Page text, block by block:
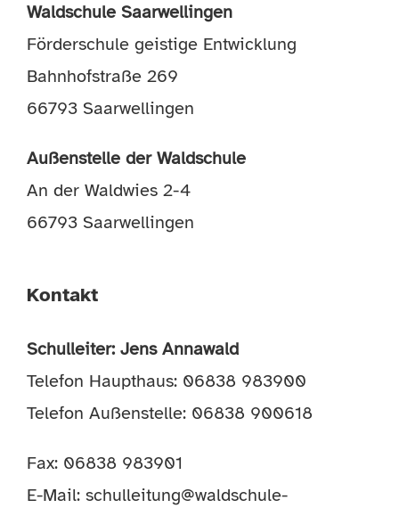
Waldschule Saarwellingen
Förderschule geistige Entwicklung
Bahnhofstraße 269
66793 Saarwellingen
Außenstelle der Waldschule
An der Waldwies 2-4
66793 Saarwellingen
Kontakt
Schulleiter: Jens Annawald
Telefon Haupthaus: 06838 983900
Telefon Außenstelle: 06838 900618
Fax: 06838 983901
E-Mail: schulleitung@waldschule-